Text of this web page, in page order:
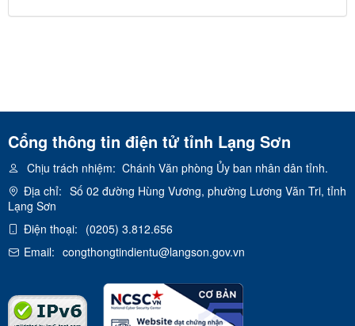
Cổng thông tin điện tử tỉnh Lạng Sơn
Chịu trách nhiệm: Chánh Văn phòng Ủy ban nhân dân tỉnh.
Địa chỉ: Số 02 đường Hùng Vương, phường Lương Văn Tri, tỉnh
Lạng Sơn
Điện thoại: (0205) 3.812.656
Email: congthongtindientu@langson.gov.vn